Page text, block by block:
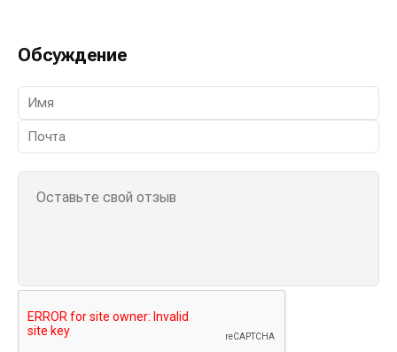
Обсуждение